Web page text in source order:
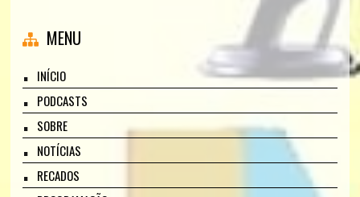
MENU
INÍCIO
PODCASTS
SOBRE
NOTÍCIAS
RECADOS